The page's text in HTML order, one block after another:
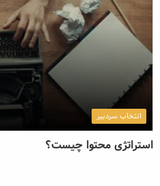
انتخاب سردبیر
استراتژی محتوا چیست؟